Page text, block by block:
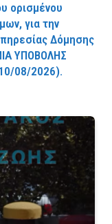
ορισμένου
για την
Δόμησης
YΠOBOΛHΣ
08/2026).